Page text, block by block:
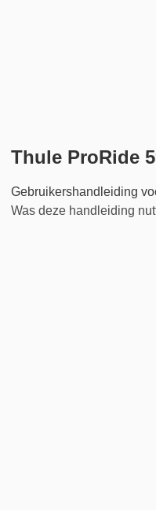
Thule ProRide
Gebruikershandleiding
Was deze handleiding